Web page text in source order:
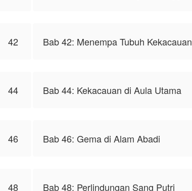
42 Bab 42: Menempa Tubuh Kekacauan
44 Bab 44: Kekacauan di Aula Utama
46 Bab 46: Gema di Alam Abadi
48 Bab 48: Perlindungan Sang Putri